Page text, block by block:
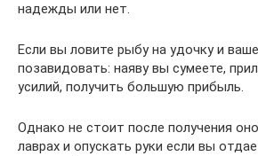
надежды или нет.
Если вы ловите рыбу на удочку и
позавидовать: наяву вы сумеете,
усилий, получить большую прибыль.
Однако не стоит после получения
лаврах и опускать руки если вы